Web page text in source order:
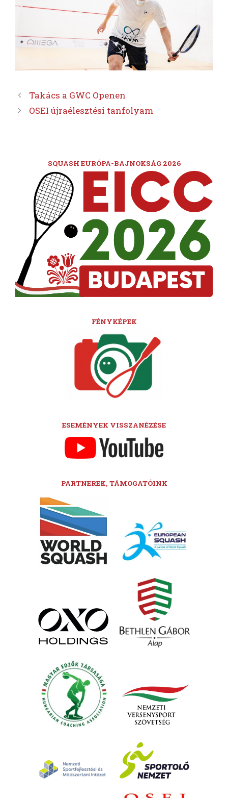
Takács a GWC Openen
OSEI újraélesztési tanfolyam
SQUASH EURÓPA-BAJNOKSÁG 2026
FÉNYKÉPEK
ESEMÉNYEK VISSZANÉZÉSE
PARTNEREK, TÁMOGATÓINK